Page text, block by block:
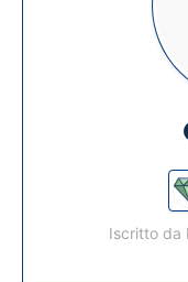
Iscritto da